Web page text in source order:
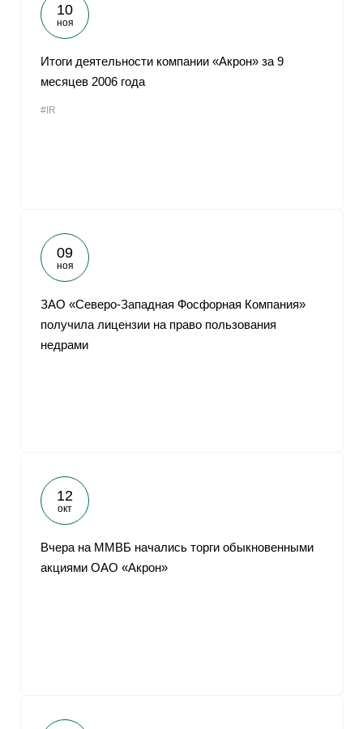
10
ноя
Итоги деятельности компании «Акрон» за 9
месяцев 2006 года
#IR
09
ноя
ЗАО «Северо-Западная Фосфорная Компания»
получила лицензии на право пользования
недрами
12
окт
Вчера на ММВБ начались торги обыкновенными
акциями ОАО «Акрон»